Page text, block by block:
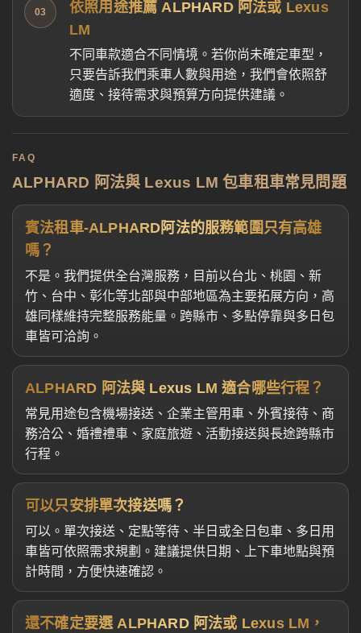
03
依照用途推薦 ALPHARD 阿法或 Lexus
LM
不同車款適合不同情境。若你尚未確定車型，
只要告訴我們乘車人數與用途，我們會依照舒
適度、接待需求與預算方向提供建議。
FAQ
ALPHARD 阿法與 Lexus LM 包車租車常見問題
賓法租車-ALPHARD阿法的服務範圍只有高雄
嗎？
不是。我們提供全台灣服務，目前以台北、桃園、新
竹、台中、彰化等北部與中部地區為主要拓展方向，高
雄同樣維持完整服務能量。跨縣市、多點停靠與多日包
車皆可洽詢。
ALPHARD 阿法與 Lexus LM 適合哪些行程？
常見用途包含機場接送、企業主管用車、外賓接待、商
務洽公、婚禮禮車、家庭旅遊、活動接送與長途跨縣市
行程。
可以只安排單次接送嗎？
可以。單次接送、定點等待、半日或全日包車、多日用
車皆可依照需求規劃。建議提供日期、上下車地點與預
計時間，方便快速確認。
還不確定要選 ALPHARD 阿法或 Lexus LM，